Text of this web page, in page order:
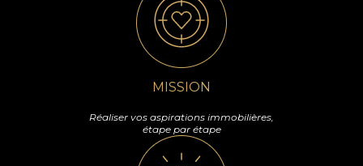
MISSION
Réaliser vos aspirations immobilières,
étape par étape